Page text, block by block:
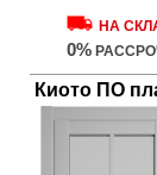
НА
0%
Киото ПО